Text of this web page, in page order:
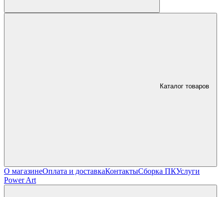
Каталог товаров
О магазинеОплата и доставкаКонтактыСборка ПКУслуги
Power Art